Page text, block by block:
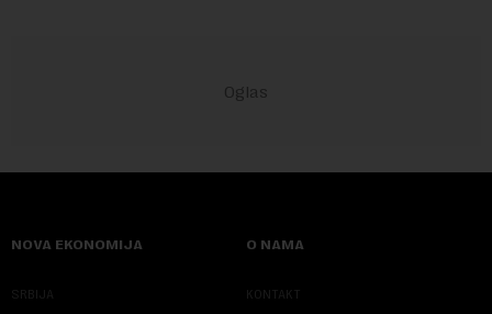
NOVA EKONOMIJA
SRBIJA
O NAMA
KONTAKT